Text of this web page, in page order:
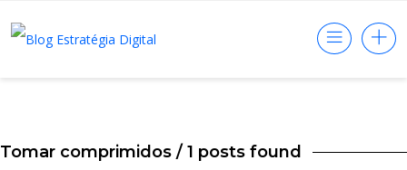
Tomar comprimidos / 1 posts found